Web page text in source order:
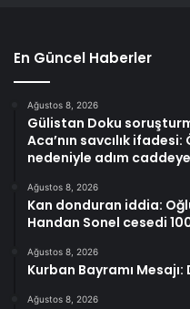
En Güncel Haberler
Ağustos 8, 2026
Gülistan Doku
Aca’nın savcılık
nedeniyle adım
Ağustos 8, 2026
Kan donduran iddia:
Handan Sonel cesedi
Ağustos 8, 2026
Kurban Bayramı Mesajı:
Ağustos 8, 2026